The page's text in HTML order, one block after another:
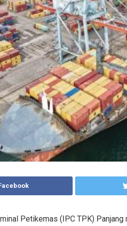
Petikemas (IPC TPK)